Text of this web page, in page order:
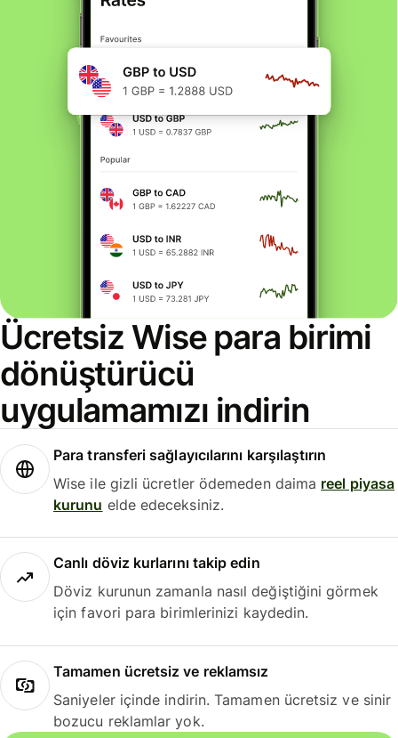
Ücretsiz Wise para birimi
dönüştürücü
uygulamamızı indirin
Para transferi sağlayıcılarını karşılaştırın
Wise ile gizli ücretler ödemeden daima reel piyasa
kurunu elde edeceksiniz.
Canlı döviz kurlarını takip edin
Döviz kurunun zamanla nasıl değiştiğini görmek
için favori para birimlerinizi kaydedin.
Tamamen ücretsiz ve reklamsız
Saniyeler içinde indirin. Tamamen ücretsiz ve sinir
bozucu reklamlar yok.